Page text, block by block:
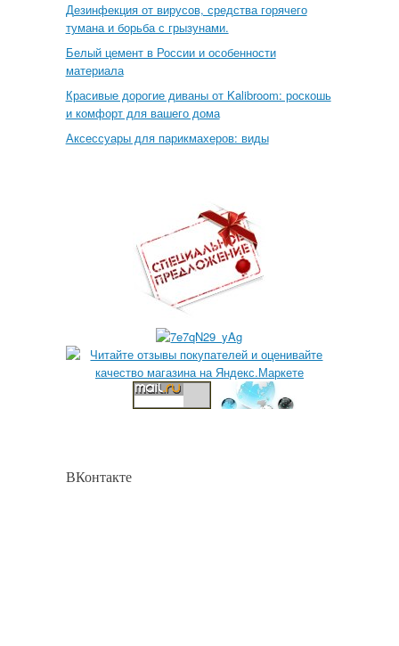
Дезинфекция от вирусов, средства горячего
тумана и борьба с грызунами.
Белый цемент в России и особенности
материала
Красивые дорогие диваны от Kalibroom: роскошь
и комфорт для вашего дома
Аксессуары для парикмахеров: виды
ВКонтакте